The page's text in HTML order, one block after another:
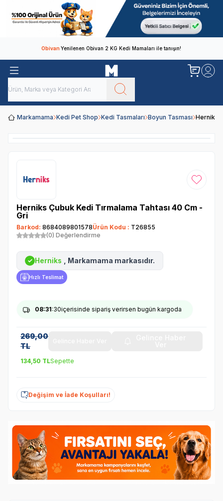
ObivanYenilenen Obivan 2 KG Kedi Mamaları ile tanışın!
Markamama Kedi Pet Shop Kedi Tasmaları Boyun Tasması Herniks
Favoriye
Herniks Çubuk Kedi Tırmalama Tahtası 40 Cm -
Gri
Barkod: 8684089801578Ürün Kodu : T26855
(0) Değerlendirme
✓ Herniks , Markamama markasıdır.
Hızlı Teslimat
08:31:30içerisinde sipariş verirsen bugün kargoda
269,00
TL
134,50 TLSepette
Değişim ve İade Koşulları!